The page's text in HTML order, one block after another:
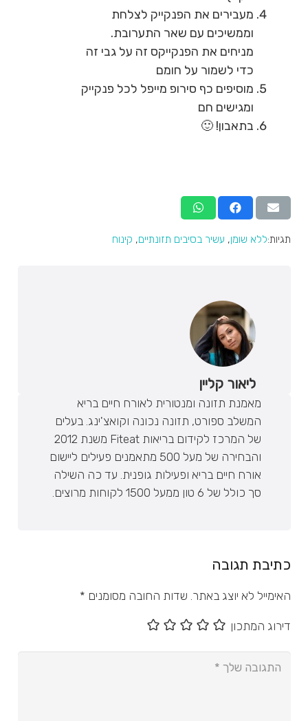
מעבירים את הפנקייק לצלחת
וממשיכים עם שאר התערובת.
מניחים את הפנקייקס זה על גבי זה
כדי לשמור על חומם
מוסיפים כף סירופ מייפל לכל פנקייק
ומגישים חם
בתאבון! 🙂
תגיות:ללא שומן, עשיר בסיבים תזונתיים, קינוח
ליאור קליין
מאמנת תזונה ומנטורית לאורח חיים בריא
המשלב ספורט, תזונה נכונה וקואצ'ינג. בעלים
של המרכז לקידום בריאות Fiteat משנת 2012
והבחירה של מעל 500 מתאמנים פעילים ליישום
אורח חיים בריא ופעילות גופנית. עד כה השילה
סך כולל של 6 טון ממעל 1500 לקוחות מרוצים.
כתיבת תגובה
האימייל לא יוצג באתר. שדות החובה מסומנים *
דירוג המתכון